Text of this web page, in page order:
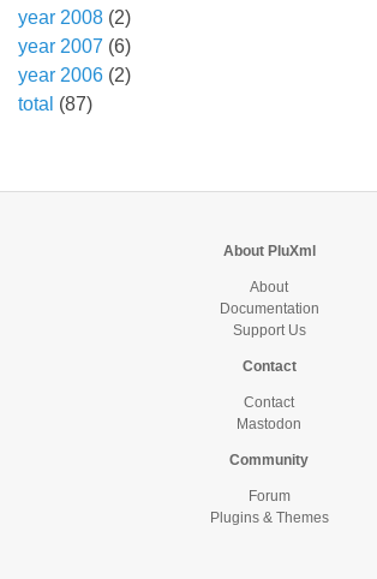
year 2008 (2)
year 2007 (6)
year 2006 (2)
total (87)
About PluXml
About
Documentation
Support Us
Contact
Contact
Mastodon
Community
Forum
Plugins & Themes